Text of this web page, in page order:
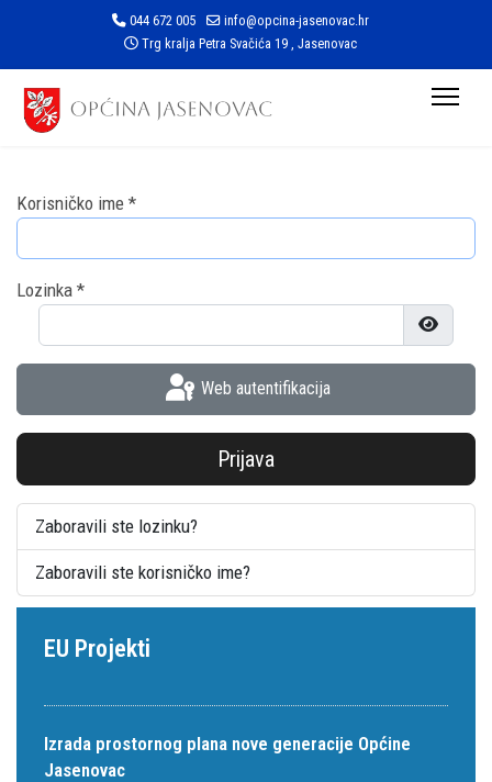
044 672 005
info@opcina-jasenovac.hr
Trg kralja Petra Svačića 19 , Jasenovac
Korisničko ime *
Lozinka *
Prikaži
Web autentifikacija
Prijava
Zaboravili ste lozinku?
Zaboravili ste korisničko ime?
EU Projekti
Izrada prostornog plana nove generacije Općine
Jasenovac